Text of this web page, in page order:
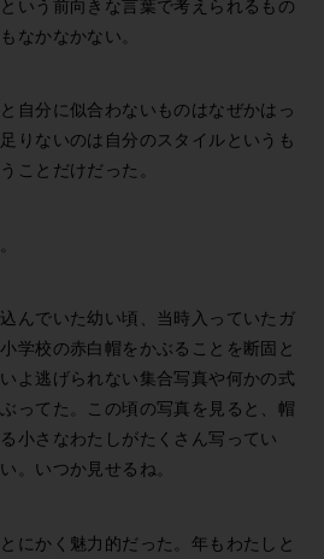
いう前向きな言葉で考えられるもの
なかなかない。
自分に似合わないものはなぜかはっ
りないのは自分のスタイルというも
ことだけだった。
んでいた幼い頃、当時入っていたガ
学校の赤白帽をかぶることを断固と
よ逃げられない集合写真や何かの式
ってた。この頃の写真を見ると、帽
小さなわたしがたくさん写ってい
。いつか見せるね。
にかく魅力的だった。年もわたしと